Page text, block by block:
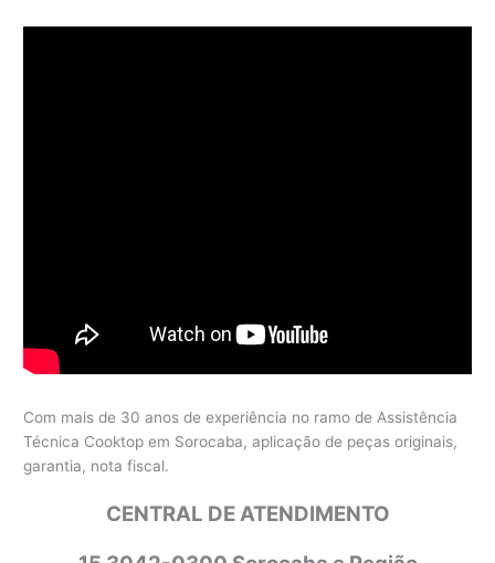
Com mais de 30 anos de experiência no ramo de Assistência
Técnica Cooktop em Sorocaba, aplicação de peças originais,
garantia, nota fiscal.
CENTRAL DE ATENDIMENTO